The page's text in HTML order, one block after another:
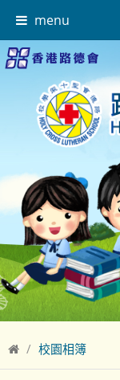
menu
校園相簿